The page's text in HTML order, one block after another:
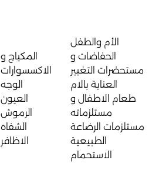
الأم والطفل
الحفاضات و
مستحضرات التغيير
العناية بالام
طعام الاطفال و
مستلزماته
مستلزمات الرضاعة
الطبيعية
الاستحمام
المكياج و
الاكسسوارات
الوجه
العيون
الرموش
الشفاه
الاظافر